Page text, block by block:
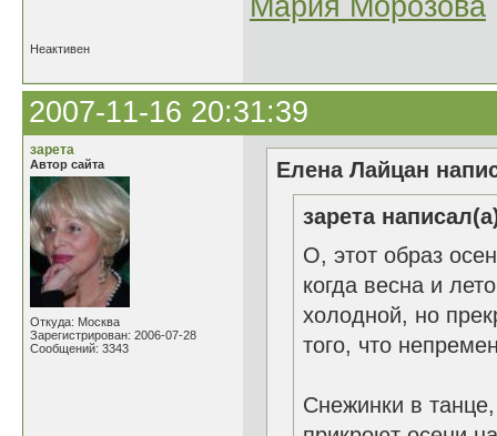
Мария Морозова
Неактивен
2007-11-16 20:31:39
зарета
Автор сайта
Откуда: Москва
Зарегистрирован: 2006-07-28
Сообщений: 3343
Елена Лайцан
зарета
О, этот образ
когда весна и
холодной, но
того, что
Снежинки в